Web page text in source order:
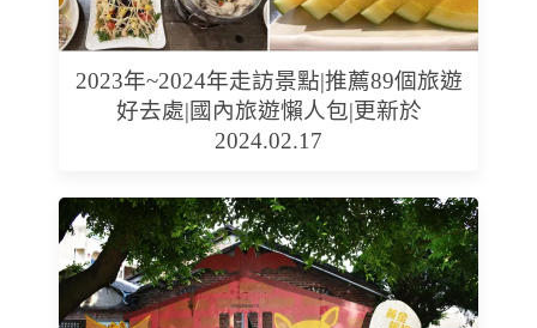
2023年~2024年走訪景點|推薦89個旅遊
好去處|國內旅遊懶人包|更新於
2024.02.17